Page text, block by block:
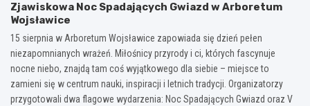
Zjawiskowa Noc Spadających Gwiazd w Arboretum
Wojsławice
15 sierpnia w Arboretum Wojsławice zapowiada się dzień pełen
niezapomnianych wrażeń. Miłośnicy przyrody i ci, których fascynuje
nocne niebo, znajdą tam coś wyjątkowego dla siebie – miejsce to
zamieni się w centrum nauki, inspiracji i letnich tradycji. Organizatorzy
przygotowali dwa flagowe wydarzenia: Noc Spadających Gwiazd oraz V